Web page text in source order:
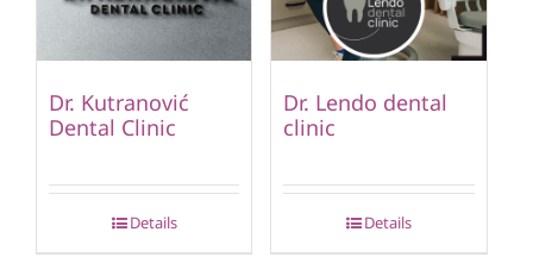
Dr. Kutranović
Dental Clinic
Details
Dr. Lendo dental
clinic
Details